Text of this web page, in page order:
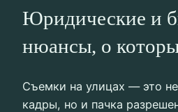
Юридические и
нюансы, о
Съемки на улицах — это
кадры, но и пачка